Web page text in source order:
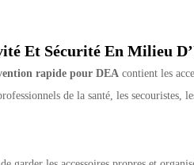
Et Sécurité En Milieu
rapide pour DEA contient les
de la santé, les secouristes,